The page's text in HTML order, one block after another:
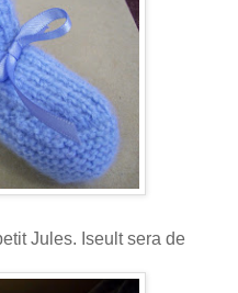
Jules. Iseult sera de